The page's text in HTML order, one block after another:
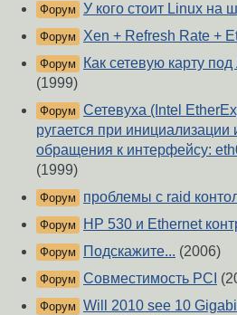
Форум У кого стоит Linux на
Форум Xen + Refresh Rate +
Форум
Как сетевую карту
(1999)
Форум Сетевуха (Intel
ругается при
обращения к интерфейсу:
(1999)
Форум проблемы с raid
Форум HP 530 и Ethernet
Форум Подскажите... (2006)
Форум Совместимость PCI
Форум Will 2010 see 10